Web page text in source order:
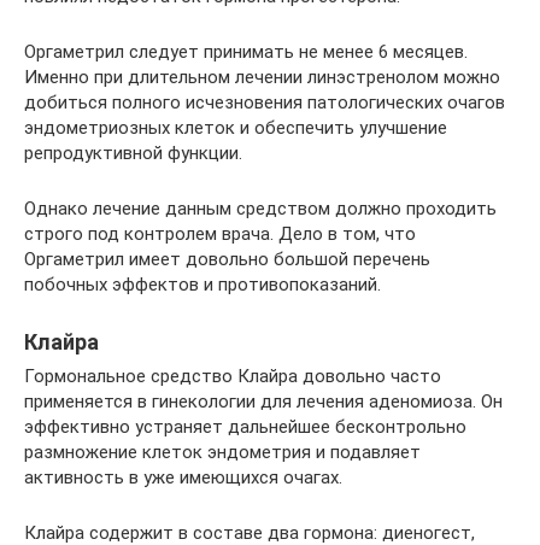
Оргаметрил следует принимать не менее 6 месяцев.
Именно при длительном лечении линэстренолом можно
добиться полного исчезновения патологических очагов
эндометриозных клеток и обеспечить улучшение
репродуктивной функции.
Однако лечение данным средством должно проходить
строго под контролем врача. Дело в том, что
Оргаметрил имеет довольно большой перечень
побочных эффектов и противопоказаний.
Клайра
Гормональное средство Клайра довольно часто
применяется в гинекологии для лечения аденомиоза. Он
эффективно устраняет дальнейшее бесконтрольно
размножение клеток эндометрия и подавляет
активность в уже имеющихся очагах.
Клайра содержит в составе два гормона: диеногест,